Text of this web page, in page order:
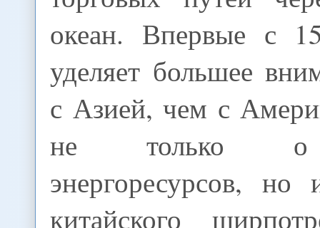
океан. Впервые с
уделяет большее
с Азией, чем с
не только о
энергоресурсов, но
китайского